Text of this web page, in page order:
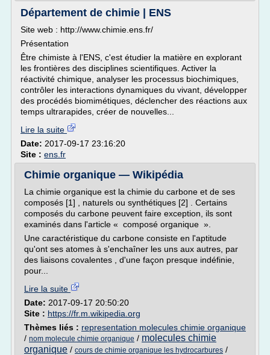
Département de chimie | ENS
Site web : http://www.chimie.ens.fr/
Présentation
Être chimiste à l'ENS, c'est étudier la matière en explorant
les frontières des disciplines scientifiques. Activer la
réactivité chimique, analyser les processus biochimiques,
contrôler les interactions dynamiques du vivant, développer
des procédés biomimétiques, déclencher des réactions aux
temps ultrarapides, créer de nouvelles...
Lire la suite
Date: 2017-09-17 23:16:20
Site : ens.fr
Chimie organique — Wikipédia
La chimie organique est la chimie du carbone et de ses
composés [1] , naturels ou synthétiques [2] . Certains
composés du carbone peuvent faire exception, ils sont
examinés dans l'article « composé organique ».
Une caractéristique du carbone consiste en l'aptitude
qu'ont ses atomes à s'enchaîner les uns aux autres, par
des liaisons covalentes , d'une façon presque indéfinie,
pour...
Lire la suite
Date: 2017-09-17 20:50:20
Site : https://fr.m.wikipedia.org
Thèmes liés : representation molecules chimie organique
/ nom molecule chimie organique / molecules chimie
organique / cours de chimie organique les hydrocarbures /